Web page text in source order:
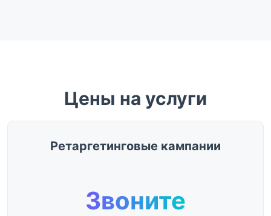
Цены на услуги
Ретаргетинговые кампании
Звоните